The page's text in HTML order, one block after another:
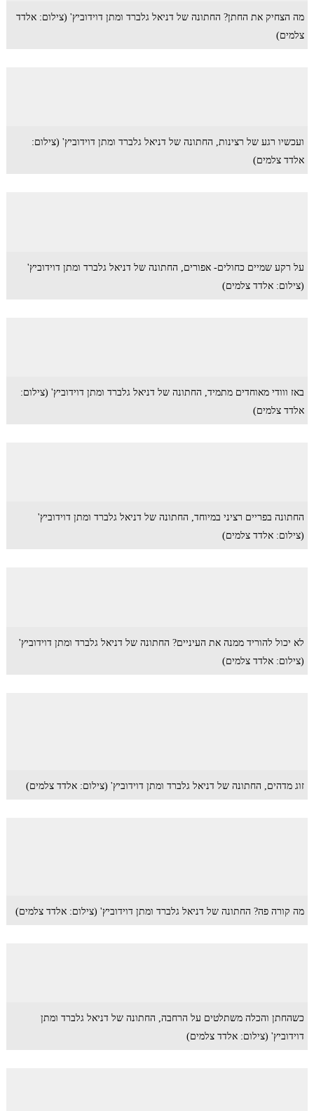
מה הצחיק את החתן? החתונה של דניאל גלברד ומתן דוידוביץ' (צילום: אלדד
צלמים)
ועכשיו רגע של רצינות, החתונה של דניאל גלברד ומתן דוידוביץ' (צילום:
אלדד צלמים)
על רקע שמיים כחולים- אפורים, החתונה של דניאל גלברד ומתן דוידוביץ'
(צילום: אלדד צלמים)
באז ווודי מאוחדים מתמיד, החתונה של דניאל גלברד ומתן דוידוביץ' (צילום:
אלדד צלמים)
החתונה בפריים רציני במיוחד, החתונה של דניאל גלברד ומתן דוידוביץ'
(צילום: אלדד צלמים)
לא יכול להוריד ממנה את העיניים? החתונה של דניאל גלברד ומתן דוידוביץ'
(צילום: אלדד צלמים)
זוג מדהים, החתונה של דניאל גלברד ומתן דוידוביץ' (צילום: אלדד צלמים)
מה קורה פה? החתונה של דניאל גלברד ומתן דוידוביץ' (צילום: אלדד צלמים)
כשהחתן והכלה משתלטים על הרחבה, החתונה של דניאל גלברד ומתן
דוידוביץ' (צילום: אלדד צלמים)